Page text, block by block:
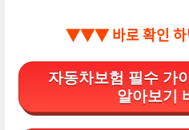
▼▼▼ 바로 확인
자동차보험 필수 가
알아보기